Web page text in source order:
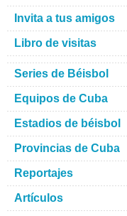
Invita a tus amigos
Libro de visitas
Series de Béisbol
Equipos de Cuba
Estadios de béisbol
Provincias de Cuba
Reportajes
Artículos